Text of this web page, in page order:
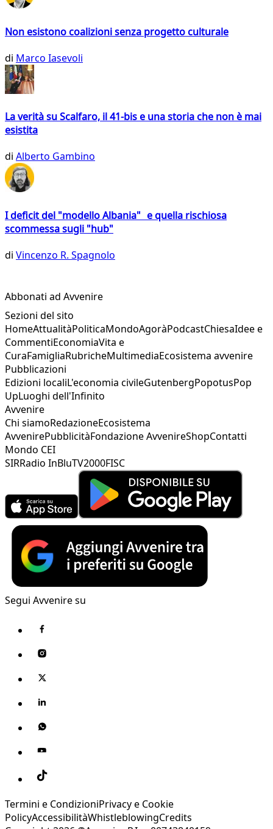
Non esistono coalizioni senza progetto culturale
di Marco Iasevoli
La verità su Scalfaro, il 41-bis e una storia che non è mai
esistita
di Alberto Gambino
I deficit del "modello Albania" e quella rischiosa
scommessa sugli "hub"
di Vincenzo R. Spagnolo
Abbonati ad Avvenire
Sezioni del sito
HomeAttualitàPoliticaMondoAgoràPodcastChiesaIdee e
CommentiEconomiaVita e
CuraFamigliaRubricheMultimediaEcosistema avvenire
Pubblicazioni
Edizioni localiL'economia civileGutenbergPopotusPop
UpLuoghi dell'Infinito
Avvenire
Chi siamoRedazioneEcosistema
AvvenirePubblicitàFondazione AvvenireShopContatti
Mondo CEI
SIRRadio InBluTV2000FISC
Segui Avvenire su
Termini e CondizioniPrivacy e Cookie
PolicyAccessibilitàWhistleblowingCredits